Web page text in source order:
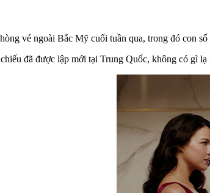
vé ngoài Bắc Mỹ cuối tuần qua, trong đó con
đã được lập mới tại Trung Quốc, không có gì